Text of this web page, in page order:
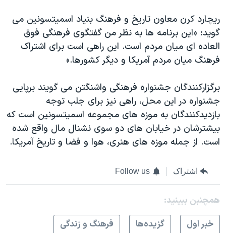
ريچارد کرن معاون تاريخ و فرهنگ بنياد اسميتسونين می
گويد: «اين برنامه ها به نظر من گفتگوی فرهنگی فوق
العاده ای ميان مردم است. اين راهی است برای اشتراک
فرهنگ ميان مردم آمريکا و ديگر کشورها.»
برگزارکنندگان جشنواره فرهنگی واشنگتن می گويند برپايی
جشنواره در اين محل، راهی نيز برای جلب توجه
بازديدکنندگان به موزه های مجموعه اسميتسونين است که
بيشترشان در خيابان های دو سوی نشنال مال واقع شده
است. از جمله موزه های هنری، هوا و فضا و تاريخ آمريکا.
اشتراک Follow us
همچنبن ببینید:
خبر اول
گزيده‌ها فرهنگ و زندگی